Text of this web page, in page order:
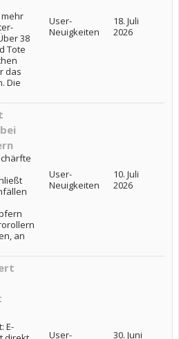
38
Tote
das
Die
User-
Neuigkeiten
18. Juli
2026
an
User-
Neuigkeiten
10. Juli
2026
E-
User-
30. Juni